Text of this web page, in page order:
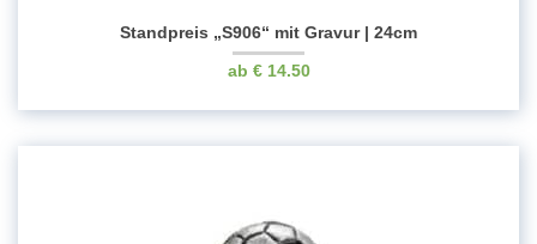
Standpreis „S906“ mit Gravur | 24cm
€14.50